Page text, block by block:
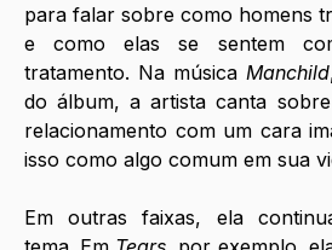
para falar sobre como homens
e como elas se sentem
tratamento. Na música Manchild
do álbum, a artista canta
relacionamento com um cara
isso como algo comum em sua
Em outras faixas, ela